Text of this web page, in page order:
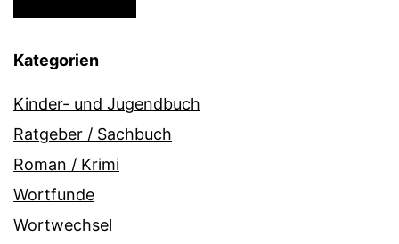
Kategorien
Kinder- und Jugendbuch
Ratgeber / Sachbuch
Roman / Krimi
Wortfunde
Wortwechsel